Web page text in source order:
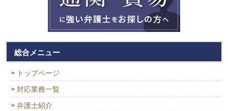
総合メニュー
トップページ
対応業務一覧
弁護士紹介